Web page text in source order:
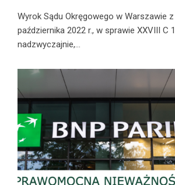
Wyrok Sądu Okręgowego w Warszawie
października 2022 r., w sprawie XXVIII C
nadzwyczajnie,…